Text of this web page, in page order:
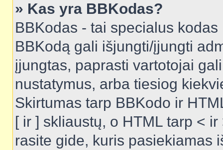
» Kas yra BBKodas?
BBKodas - tai specialus
BBKodą gali išjungti/įjungti
įjungtas, paprasti vartotojai
nustatymus, arba tiesiog
Skirtumas tarp BBKodo ir
[ ir ] skliaustų, o HTML tarp <
rasite gide, kuris pasiekiamas